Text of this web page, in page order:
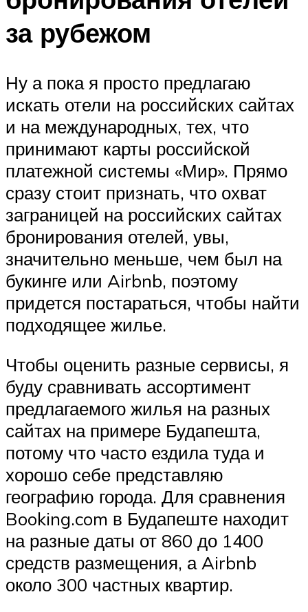
за рубежом
Ну а пока я просто предлагаю
искать отели на российских сайтах
и на международных, тех, что
принимают карты российской
платежной системы «Мир». Прямо
сразу стоит признать, что охват
заграницей на российских сайтах
бронирования отелей, увы,
значительно меньше, чем был на
букинге или Airbnb, поэтому
придется постараться, чтобы найти
подходящее жилье.
Чтобы оценить разные сервисы, я
буду сравнивать ассортимент
предлагаемого жилья на разных
сайтах на примере Будапешта,
потому что часто ездила туда и
хорошо себе представляю
географию города. Для сравнения
Booking.com в Будапеште находит
на разные даты от 860 до 1400
средств размещения, а Airbnb
около 300 частных квартир.